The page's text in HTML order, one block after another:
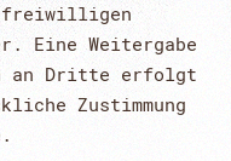
freiwilligen
Eine Weitergabe
an Dritte erfolgt
Zustimmung